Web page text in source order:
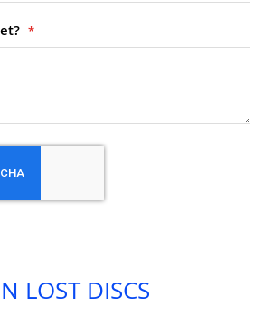
LOST DISCS